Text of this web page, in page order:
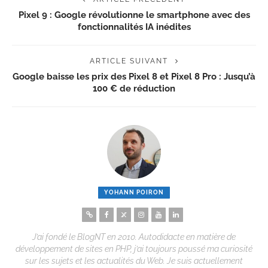
Pixel 9 : Google révolutionne le smartphone avec des
fonctionnalités IA inédites
ARTICLE SUIVANT
Google baisse les prix des Pixel 8 et Pixel 8 Pro : Jusqu’à
100 € de réduction
YOHANN POIRON
J’ai fondé le BlogNT en 2010. Autodidacte en matière de
développement de sites en PHP, j’ai toujours poussé ma curiosité
sur les sujets et les actualités du Web. Je suis actuellement